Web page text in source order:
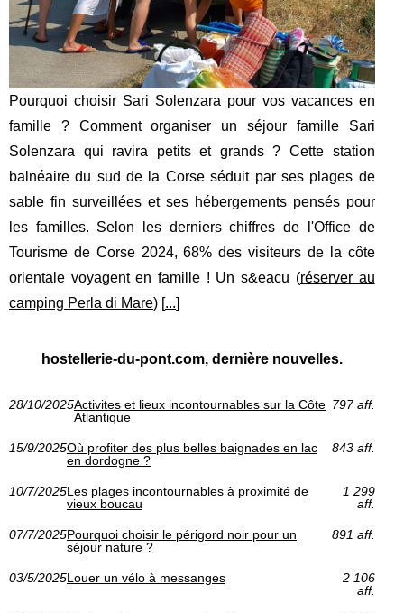
Pourquoi choisir Sari Solenzara pour vos vacances en
famille ? Comment organiser un séjour famille Sari
Solenzara qui ravira petits et grands ? Cette station
balnéaire du sud de la Corse séduit par ses plages de
sable fin surveillées et ses hébergements pensés pour
les familles. Selon les derniers chiffres de l'Office de
Tourisme de Corse 2024, 68% des visiteurs de la côte
orientale voyagent en famille ! Un s&eacu (réserver au
camping Perla di Mare) [...]
hostellerie-du-pont.com, dernière nouvelles.
28/10/2025Activites et lieux incontournables sur la Côte
Atlantique
797 aff.
15/9/2025Où profiter des plus belles baignades en lac
en dordogne ?
843 aff.
10/7/2025Les plages incontournables à proximité de
vieux boucau
1 299
aff.
07/7/2025Pourquoi choisir le périgord noir pour un
séjour nature ?
891 aff.
03/5/2025Louer un vélo à messanges
2 106
aff.